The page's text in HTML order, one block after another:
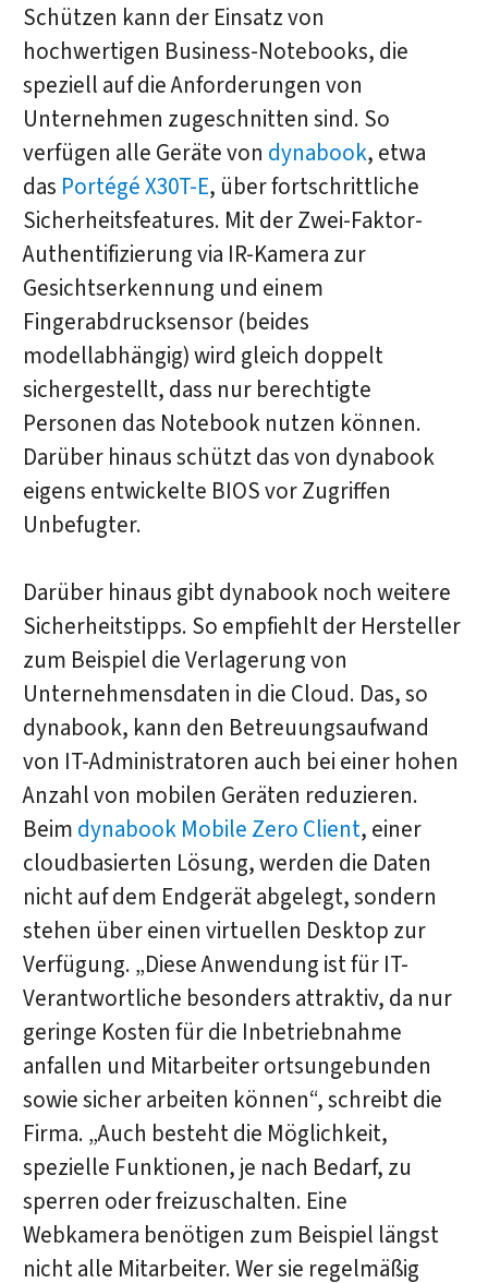
Schützen kann der Einsatz von
hochwertigen Business-Notebooks, die
speziell auf die Anforderungen von
Unternehmen zugeschnitten sind. So
verfügen alle Geräte von dynabook, etwa
das Portégé X30T-E, über fortschrittliche
Sicherheitsfeatures. Mit der Zwei-Faktor-
Authentifizierung via IR-Kamera zur
Gesichtserkennung und einem
Fingerabdrucksensor (beides
modellabhängig) wird gleich doppelt
sichergestellt, dass nur berechtigte
Personen das Notebook nutzen können.
Darüber hinaus schützt das von dynabook
eigens entwickelte BIOS vor Zugriffen
Unbefugter.
Darüber hinaus gibt dynabook noch weitere
Sicherheitstipps. So empfiehlt der Hersteller
zum Beispiel die Verlagerung von
Unternehmensdaten in die Cloud. Das, so
dynabook, kann den Betreuungsaufwand
von IT-Administratoren auch bei einer hohen
Anzahl von mobilen Geräten reduzieren.
Beim dynabook Mobile Zero Client, einer
cloudbasierten Lösung, werden die Daten
nicht auf dem Endgerät abgelegt, sondern
stehen über einen virtuellen Desktop zur
Verfügung. „Diese Anwendung ist für IT-
Verantwortliche besonders attraktiv, da nur
geringe Kosten für die Inbetriebnahme
anfallen und Mitarbeiter ortsungebunden
sowie sicher arbeiten können“, schreibt die
Firma. „Auch besteht die Möglichkeit,
spezielle Funktionen, je nach Bedarf, zu
sperren oder freizuschalten. Eine
Webkamera benötigen zum Beispiel längst
nicht alle Mitarbeiter. Wer sie regelmäßig